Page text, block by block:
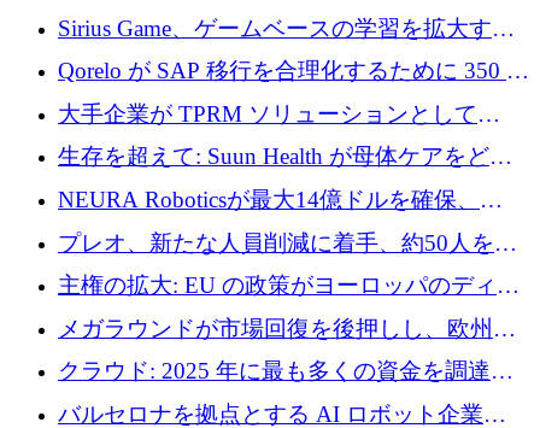
速するために150万ユーロを調達
Sirius Game、ゲームベースの学習を拡大する
ために 130 万ユーロの資金調達を完了
Qorelo が SAP 移行を合理化するために 350 万
ドルを調達
大手企業が TPRM ソリューションとして
Vanta を選択する理由
生存を超えて: Suun Health が母体ケアをどの
ように再考しているか
NEURA Roboticsが最大14億ドルを確保、
Bending Spoonsが米国IPOを申請、英国首相が
4億ポンドのチップ計画を発表
プレオ、新たな人員削減に着手、約50人を解
雇
主権の拡大: EU の政策がヨーロッパのディー
プテック戦略をどのように再構築しているか
メガラウンドが市場回復を後押しし、欧州の
ハイテク資金調達は5月に105億ユーロに回復
クラウド: 2025 年に最も多くの資金を調達し
た 10 社
バルセロナを拠点とする AI ロボット企業